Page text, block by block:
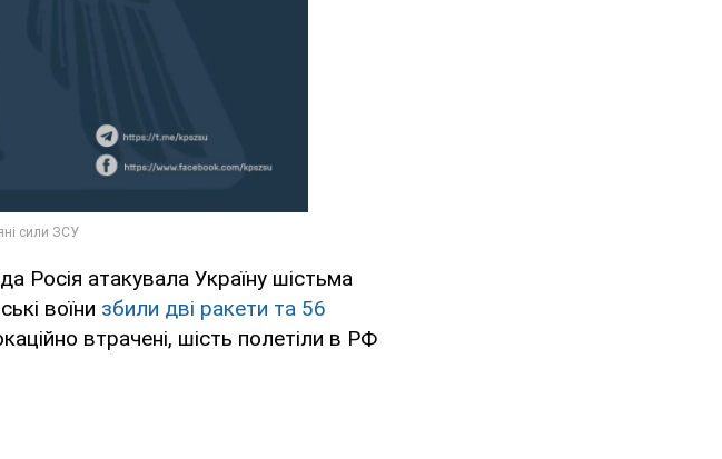
Росія атакувала Україну шістьма
воїни збили дві ракети та 56
втрачені, шість полетіли в РФ